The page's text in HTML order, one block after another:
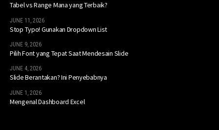
Tabel vs Range Mana yang Terbaik?
JUNE 11, 2026
Stop Typo! Gunakan Dropdown List
JUNE 9, 2026
Pilih Font yang Tepat Saat Mendesain Slide
JUNE 4, 2026
Slide Berantakan? Ini Penyebabnya
JUNE 1, 2026
Mengenal Dashboard Excel